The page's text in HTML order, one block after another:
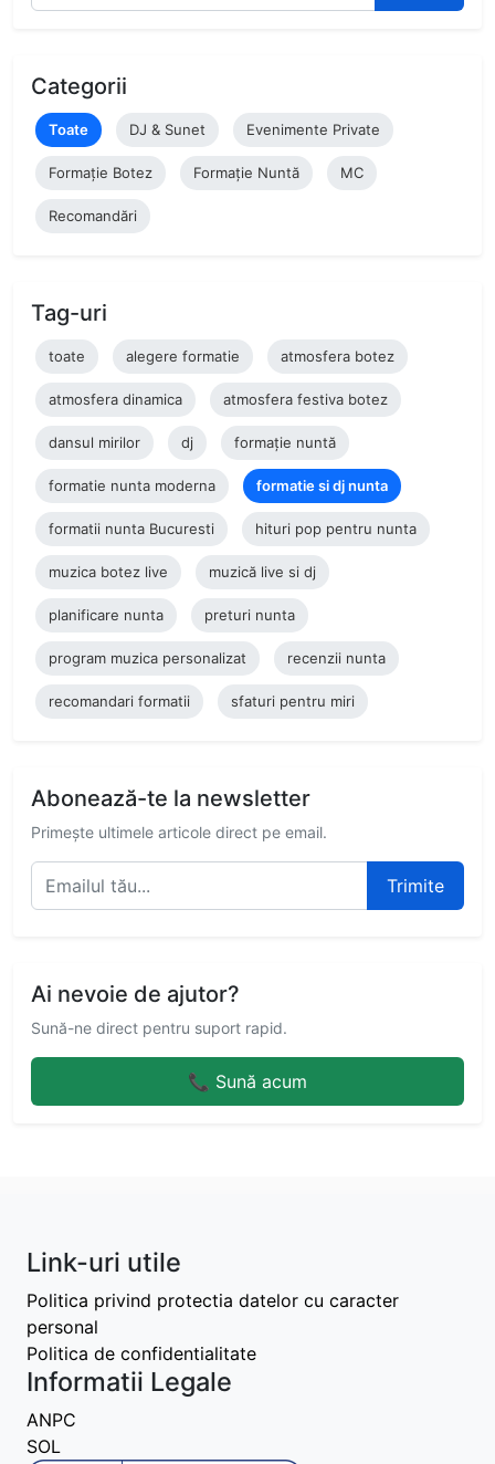
Categorii
Toate DJ & Sunet Evenimente Private
Formație Botez Formație Nuntă MC
Recomandări
Tag-uri
toate alegere formatie atmosfera botez
atmosfera dinamica atmosfera festiva botez
dansul mirilor dj formație nuntă
formatie nunta moderna formatie si dj nunta
formatii nunta Bucuresti hituri pop pentru nunta
muzica botez live muzică live si dj
planificare nunta preturi nunta
program muzica personalizat recenzii nunta
recomandari formatii sfaturi pentru miri
Abonează-te la newsletter
Primește ultimele articole direct pe email.
Trimite
Ai nevoie de ajutor?
Sună-ne direct pentru suport rapid.
📞 Sună acum
Link-uri utile
Politica privind protectia datelor cu caracter
personal
Politica de confidentialitate
Informatii Legale
ANPC
SOL